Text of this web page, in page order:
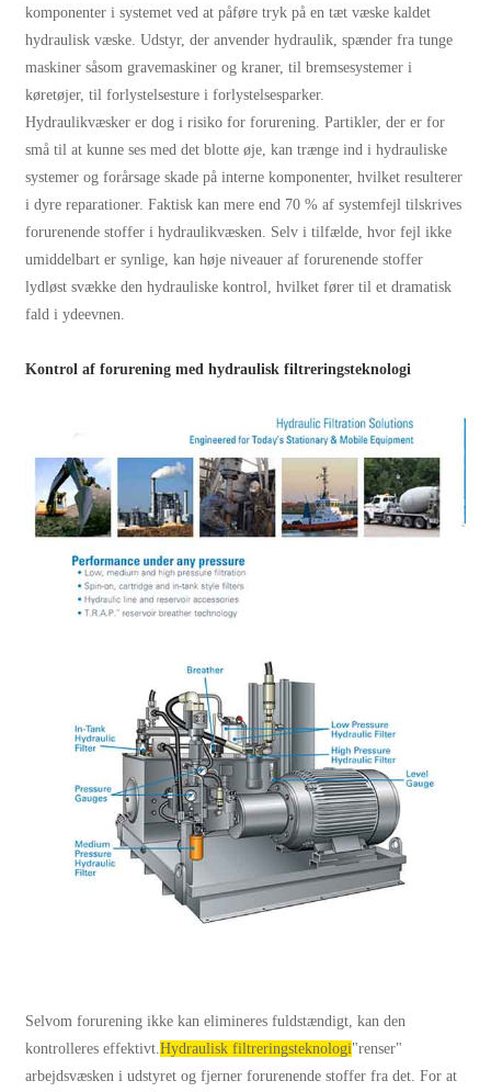
komponenter i systemet ved at påføre tryk på en tæt væske kaldet
hydraulisk væske. Udstyr, der anvender hydraulik, spænder fra tunge
maskiner såsom gravemaskiner og kraner, til bremsesystemer i
køretøjer, til forlystelsesture i forlystelsesparker.
Hydraulikvæsker er dog i risiko for forurening. Partikler, der er for
små til at kunne ses med det blotte øje, kan trænge ind i hydrauliske
systemer og forårsage skade på interne komponenter, hvilket resulterer
i dyre reparationer. Faktisk kan mere end 70 % af systemfejl tilskrives
forurenende stoffer i hydraulikvæsken. Selv i tilfælde, hvor fejl ikke
umiddelbart er synlige, kan høje niveauer af forurenende stoffer
lydløst svække den hydrauliske kontrol, hvilket fører til et dramatisk
fald i ydeevnen.
Kontrol af forurening med hydraulisk filtreringsteknologi
Selvom forurening ikke kan elimineres fuldstændigt, kan den
kontrolleres effektivt.Hydraulisk filtreringsteknologi"renser"
arbejdsvæsken i udstyret og fjerner forurenende stoffer fra det. For at